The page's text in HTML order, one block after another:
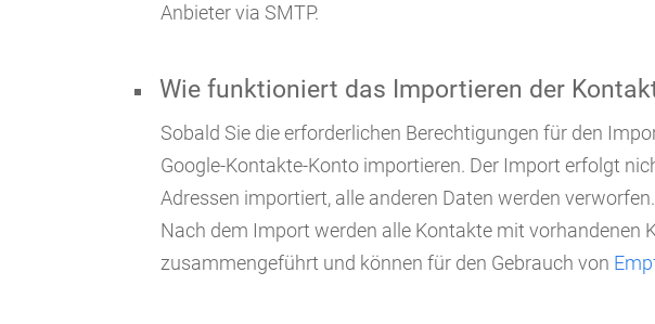
Anbieter via SMTP.
Wie funktioniert das Importieren der
Sobald Sie die erforderlichen Berechtigungen für den
Google-Kontakte-Konto importieren. Der Import erfolgt
Adressen importiert, alle anderen Daten werden
Nach dem Import werden alle Kontakte mit vorhandenen
zusammengeführt und können für den Gebrauch von